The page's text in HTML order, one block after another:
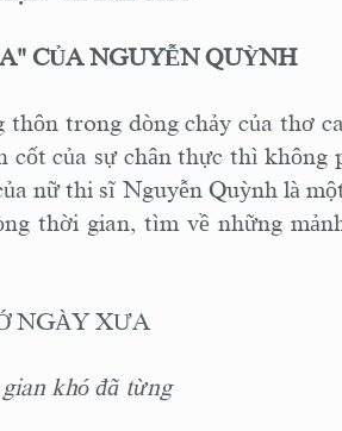
CỦA NGUYỄN QUỲNH
trong dòng chảy của thơ
cốt của sự chân thực thì không
nữ thi sĩ Nguyễn Quỳnh là
thời gian, tìm về những
NGÀY XƯA
khó đã từng